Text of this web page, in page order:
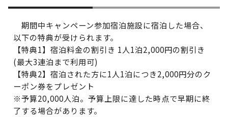
期間中キャンペーン参加宿泊施設に宿泊した場合、
以下の特典が受けられます。
【特典1】宿泊料金の割引き 1人1泊2,000円の割引き
(最大3連泊まで利用可)
【特典2】宿泊された方に1人1泊につき2,000円分のク
ーポン券をプレゼント
※予算20,000人泊。予算上限に達した時点で早期に終
了する場合があります。